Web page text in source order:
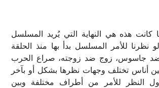
كانت هذه هي النهاية التي يُريد المسلسل
لو نظرنا للأمر المسلسل بدأ بها منذ الحلقة
جاسوس، زوج ضد زوجته، صراع الحرب
بين أناس تختلف وجهات نظرها بشكل أو بآخر
النظر للأمر من أطراف مختلفة وبين